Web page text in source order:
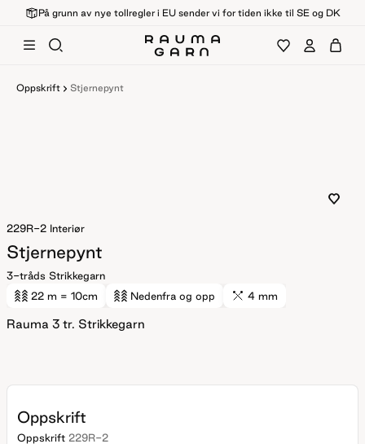
På grunn av nye tollregler i EU sender vi for tiden ikke til SE og DK
Oppskrift Stjernepynt
229R-2 Interiør
Stjernepynt
3-tråds Strikkegarn
22 m = 10cm Nedenfra og opp 4 mm
Rauma 3 tr. Strikkegarn
Oppskrift
Oppskrift 229R-2